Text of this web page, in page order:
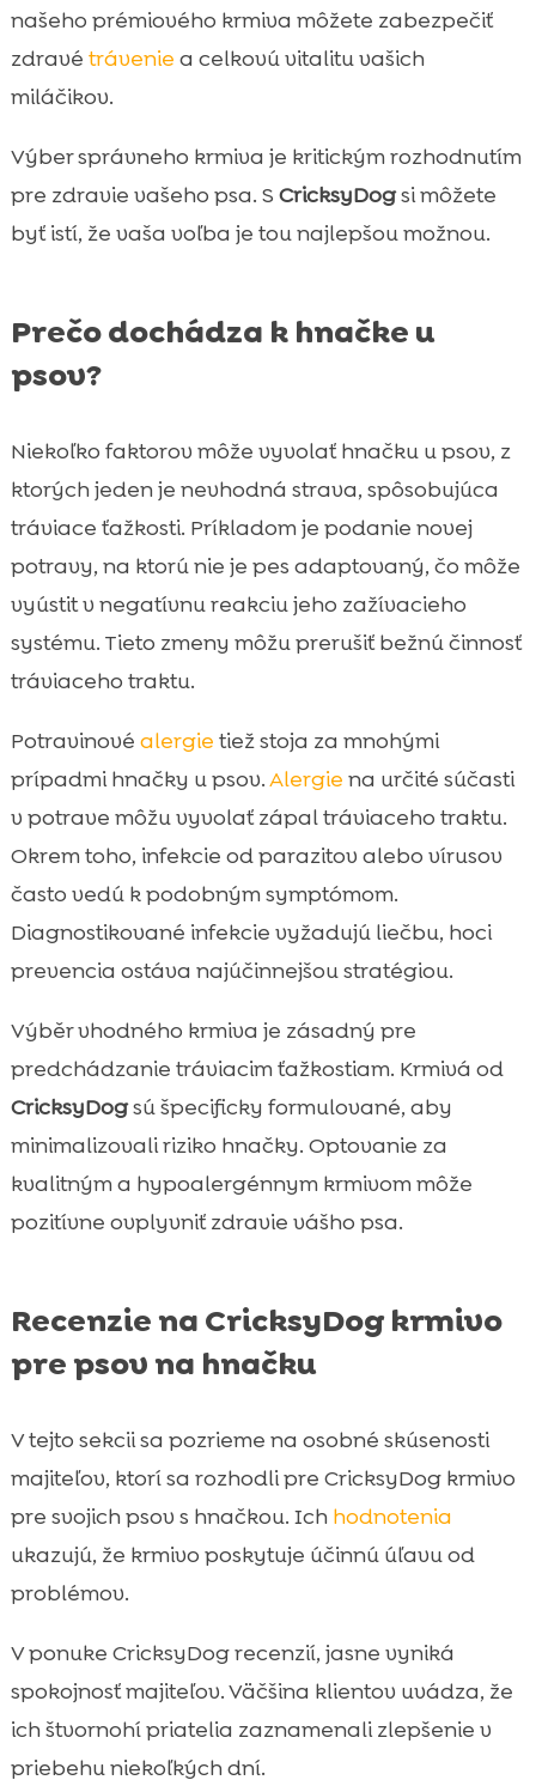
našeho prémiového krmiva môžete zabezpečiť
zdravé trávenie a celkovú vitalitu vašich
miláčikov.
Výber správneho krmiva je kritickým rozhodnutím
pre zdravie vašeho psa. S CricksyDogsi môžete
byť istí, že vaša voľba je tou najlepšou možnou.
Prečo dochádza k hnačke u
psov?
Niekoľko faktorov môže vyvolať hnačku u psov, z
ktorých jeden je nevhodná strava, spôsobujúca
tráviace ťažkosti. Príkladom je podanie novej
potravy, na ktorú nie je pes adaptovaný, čo môže
vyústit v negatívnu reakciu jeho zažívacieho
systému. Tieto zmeny môžu prerušiť bežnú činnosť
tráviaceho traktu.
Potravinové alergie tiež stoja za mnohými
prípadmi hnačky u psov.Alergie na určité súčasti
v potrave môžu vyvolať zápal tráviaceho traktu.
Okrem toho, infekcie od parazitov alebo vírusov
často vedú k podobným symptómom.
Diagnostikované infekcie vyžadujú liečbu, hoci
prevencia ostáva najúčinnejšou stratégiou.
Výběr vhodného krmiva je zásadný pre
predchádzanie tráviacim ťažkostiam. Krmivá od
CricksyDogsú špecificky formulované, aby
minimalizovali riziko hnačky. Optovanie za
kvalitným a hypoalergénnym krmivom môže
pozitívne ovplyvniť zdravie vášho psa.
Recenzie na CricksyDog krmivo
pre psov na hnačku
V tejto sekcii sa pozrieme na osobné skúsenosti
majiteľov, ktorí sa rozhodli pre CricksyDog krmivo
pre svojich psov s hnačkou. Ich hodnotenia
ukazujú, že krmivo poskytuje účinnú úľavu od
problémov.
V ponuke CricksyDog recenzií, jasne vyniká
spokojnosť majiteľov. Väčšina klientov uvádza, že
ich štvornohí priatelia zaznamenali zlepšenie v
priebehu niekoľkých dní.